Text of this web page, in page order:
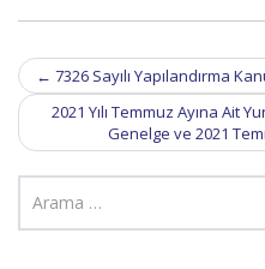
Post
navigation
← 7326 Sayılı Yapılandırma
2021 Yılı Temmuz Ayına Ait
Genelge ve 2021